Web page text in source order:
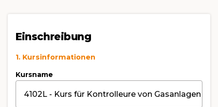
Einschreibung
1. Kursinformationen
Kursname